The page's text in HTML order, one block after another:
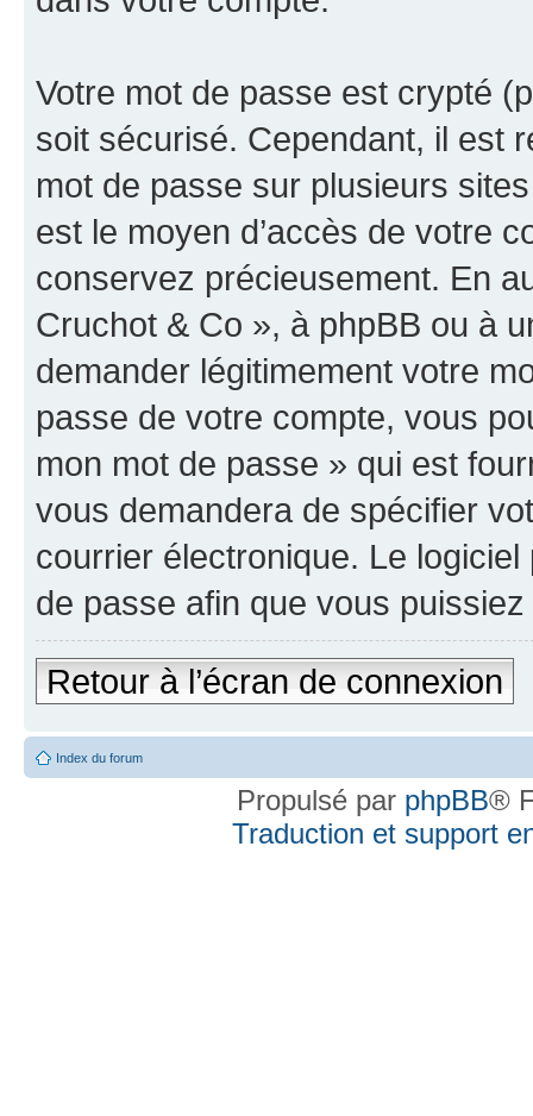
Votre mot de passe est crypté
soit sécurisé. Cependant, il est
mot de passe sur plusieurs
est le moyen d’accès de votre
conservez précieusement. En
Cruchot & Co », à phpBB ou à
demander légitimement votre
passe de votre compte, vous
mon mot de passe » qui est
vous demandera de spécifier
courrier électronique. Le
de passe afin que vous
Retour à l’écran de connexion
Index du forum
Propulsé par phpBB®
Traduction et support